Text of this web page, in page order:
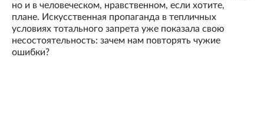
но и в человеческом, нравственном, если хотите,
плане. Искусственная пропаганда в тепличных
условиях тотального запрета уже показала свою
несостоятельность: зачем нам повторять чужие
ошибки?